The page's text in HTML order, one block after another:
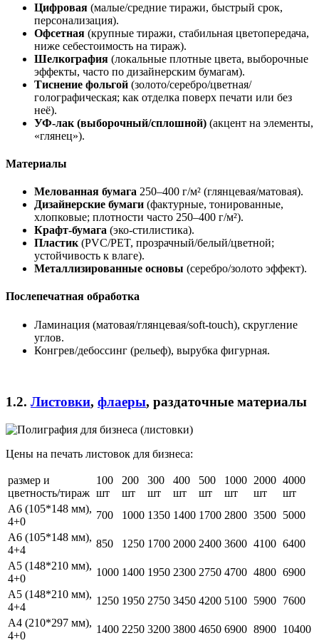
Цифровая (малые/средние тиражи, быстрый срок,
персонализация).
Офсетная (крупные тиражи, стабильная цветопередача,
ниже себестоимость на тираж).
Шелкография (локальные плотные цвета, выборочные
эффекты, часто по дизайнерским бумагам).
Тиснение фольгой (золото/серебро/цветная/
голографическая; как отделка поверх печати или без
неё).
УФ-лак (выборочный/сплошной) (акцент на элементы,
«глянец»).
Материалы
Мелованная бумага 250–400 г/м² (глянцевая/матовая).
Дизайнерские бумаги (фактурные, тонированные,
хлопковые; плотности часто 250–400 г/м²).
Крафт-бумага (эко-стилистика).
Пластик (PVC/PET, прозрачный/белый/цветной;
устойчивость к влаге).
Металлизированные основы (серебро/золото эффект).
Послепечатная обработка
Ламинация (матовая/глянцевая/soft-touch), скругление
углов.
Конгрев/дебоссинг (рельеф), вырубка фигурная.
1.2. Листовки, флаеры, раздаточные материалы
Цены на печать листовок для бизнеса:
размер и
цветность/тираж
100
шт
200
шт
300
шт
400
шт
500
шт
1000
шт
2000
шт
4000
шт
А6 (105*148 мм),
4+0
700 1000 1350 1400 1700 2800 3500 5000
А6 (105*148 мм),
4+4
850 1250 1700 2000 2400 3600 4100 6400
А5 (148*210 мм),
4+0
1000 1400 1950 2300 2750 4700 4800 6900
А5 (148*210 мм),
4+4
1250 1950 2750 3450 4200 5100 5900 7600
А4 (210*297 мм),
4+0
1400 2250 3200 3800 4650 6900 8900 10400